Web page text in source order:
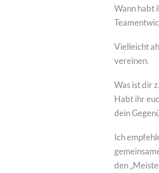
Wann habt
Vielleicht
vereinen.
Was ist dir
Habt ihr
dein
Ich
den